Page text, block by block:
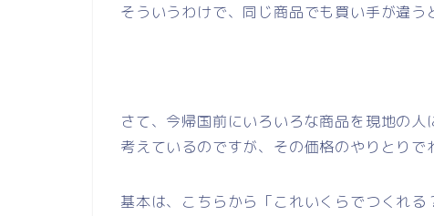
そういうわけで、同じ商品でも買い手が違う
さて、今帰国前にいろいろな商品を現地の
考えているのですが、その価格のやりとりで
基本は、こちらから「これいくらでつくれ